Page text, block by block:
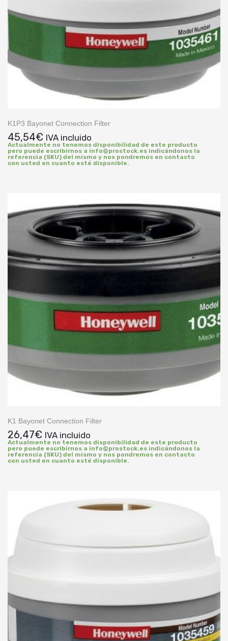
K1P3 Bayonet Connection Filter
45,54€ IVA incluido
Actualmente no tenemos disponibilidad de este producto
pero puede escribirnos a info@prostock.es indicándonos la
referencia (SKU) del mismo y nos pondremos en contacto
con usted en cuanto esté disponible.
K1 Bayonet Connection Filter
26,47€ IVA incluido
Actualmente no tenemos disponibilidad de este producto
pero puede escribirnos a info@prostock.es indicándonos la
referencia (SKU) del mismo y nos pondremos en contacto
con usted en cuanto esté disponible.